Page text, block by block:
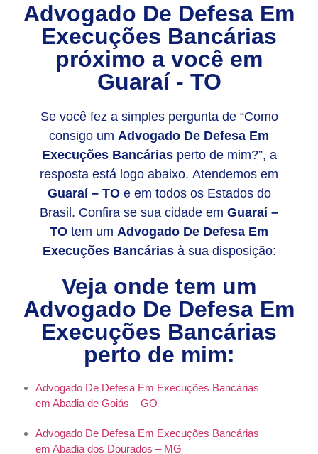
Advogado De Defesa Em
Execuções Bancárias
próximo a você em
Guaraí - TO
Se você fez a simples pergunta de “Como
consigo um Advogado De Defesa Em
Execuções Bancáriasperto de mim?”, a
resposta está logo abaixo. Atendemos em
Guaraí – TOe em todos os Estados do
Brasil. Confira se sua cidade em Guaraí –
TO tem um Advogado De Defesa Em
Execuções Bancáriasà sua disposição:
Veja onde tem um
Advogado De Defesa Em
Execuções Bancárias
perto de mim:
Advogado De Defesa Em Execuções Bancárias
em Abadia de Goiás – GO
Advogado De Defesa Em Execuções Bancárias
em Abadia dos Dourados – MG